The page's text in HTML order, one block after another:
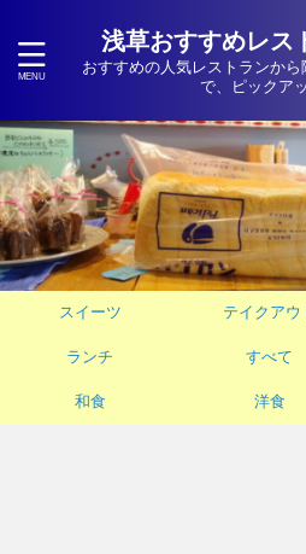
浅草おすすめレス
おすすめの人気レストランか
で、ピックア
スイーツ テイクアウ
ランチ すべて
和食 洋食